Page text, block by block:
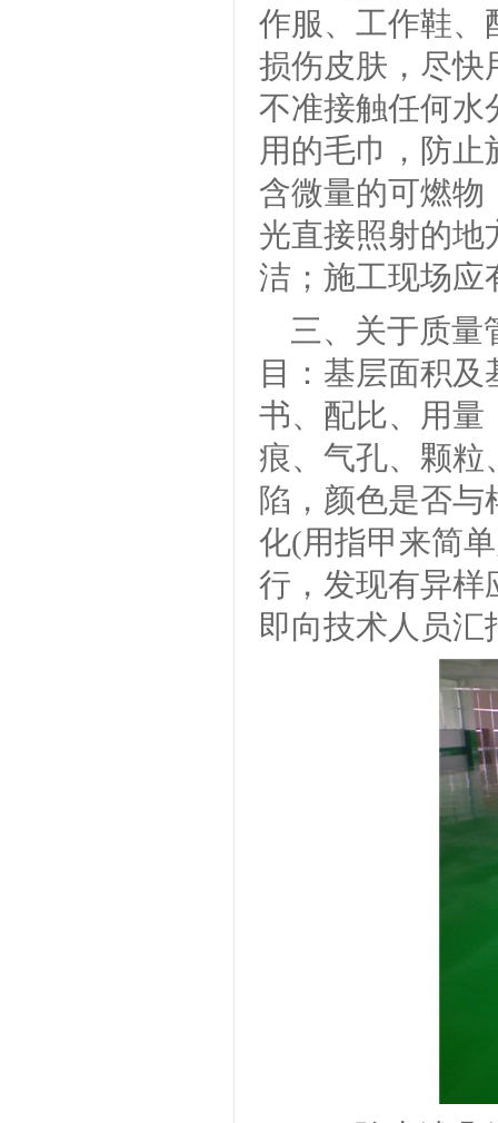
作服、工作鞋、
损伤皮肤，尽快
不准接触任何水
用的毛巾，防
含微量的可燃物
光直接照射的地
洁；施工现场应
三、关于质量
目：基层面积
书、配比、用量
痕、气孔、颗粒
陷，颜色是否
化(用指甲来简
行，发现有异样
即向技术人员汇